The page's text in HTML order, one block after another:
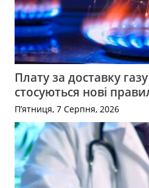
Плату за доставку
стосуються нові
П’ятниця, 7 Серпня, 2026